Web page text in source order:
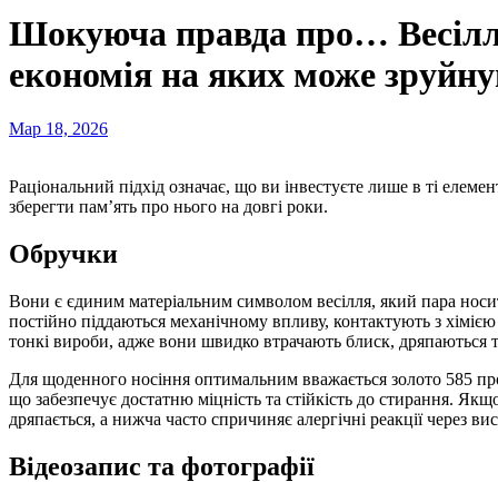
Шокуюча правда про…
економія на яких може
Мар 18, 2026
Раціональний підхід означає, що ви інвестуєте лише в ті елементи, які створюють саму атмосферу свята, допомагаючи
зберегти пам’ять про нього на довгі роки.
Обручки
Вони є єдиним матеріальним символом весілля, який пара
постійно піддаються механічному впливу, контактують з
тонкі вироби, адже вони швидко втрачають блиск, дряпаються
Для щоденного носіння оптимальним вважається золото 585
що забезпечує достатню міцність та стійкість до стирання.
дряпається, а нижча часто спричиняє алергічні реакції через
Відеозапис та фотографії